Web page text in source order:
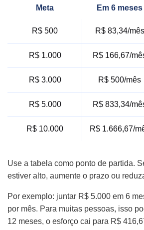
Meta Em 6 meses
R$ 500 R$ 83,34/mês
R$ 1.000 R$ 166,67/
R$ 3.000 R$ 500/mês
R$ 5.000 R$ 833,34/
R$ 10.000 R$ 1.666,67/
Use a tabela como ponto de partida.
estiver alto, aumente o prazo ou
Por exemplo: juntar R$ 5.000 em 6
por mês. Para muitas pessoas, isso
12 meses, o esforço cai para R$